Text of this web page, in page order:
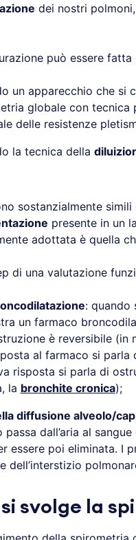
dei nostri
può essere
un apparecchio che si
globale con tecnica
delle resistenze
la tecnica della
sostanzialmente simili
presente in un
adottata è quella
di una valutazione
: quando
un farmaco
è reversibile (in
al farmaco si parla
risposta si parla di
la bronchite cronica);
diffusione alveolo/
passa dall’aria al
essere poi eliminata.
dell’interstizio
svolge la